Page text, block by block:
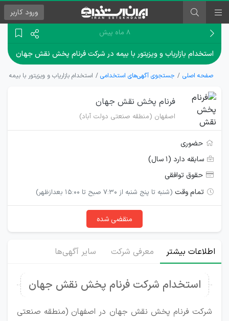
ورود کاربر
۸ ماه پیش
استخدام بازاریاب و ویزیتور با بیمه در شرکت فرنام پخش نقش جهان
صفحه اصلی جستجوی آگهی‌های استخدامی استخدام بازاریاب و ویزیتور با
فرنام پخش نقش جهان
اصفهان (منطقه صنعتی دولت آباد)
حضوری
سابقه دارد (۱ سال)
حقوق توافقی
تمام وقت (شنبه تا پنج شنبه از 7:30 صبح تا 15:00 بعدازظهر)
منقضی شده
اطلاعات بیشتر معرفی شرکت سایر آگهی‌ها
استخدام شرکت فرنام پخش نقش جهان
شرکت فرنام پخش نقش جهان در اصفهان (منطقه صنعتی